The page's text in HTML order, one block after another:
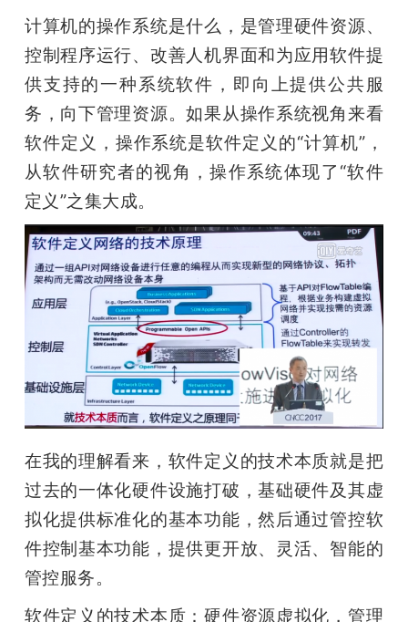
计算机的操作系统是什么，是管理硬件资源、
控制程序运行、改善人机界面和为应用软件提
供支持的一种系统软件，即向上提供公共服
务，向下管理资源。如果从操作系统视角来看
软件定义，操作系统是软件定义的“计算机”，
从软件研究者的视角，操作系统体现了“软件
定义”之集大成。
在我的理解看来，软件定义的技术本质就是把
过去的一体化硬件设施打破，基础硬件及其虚
拟化提供标准化的基本功能，然后通过管控软
件控制基本功能，提供更开放、灵活、智能的
管控服务。
软件定义的技术本质：硬件资源虚拟化，管理